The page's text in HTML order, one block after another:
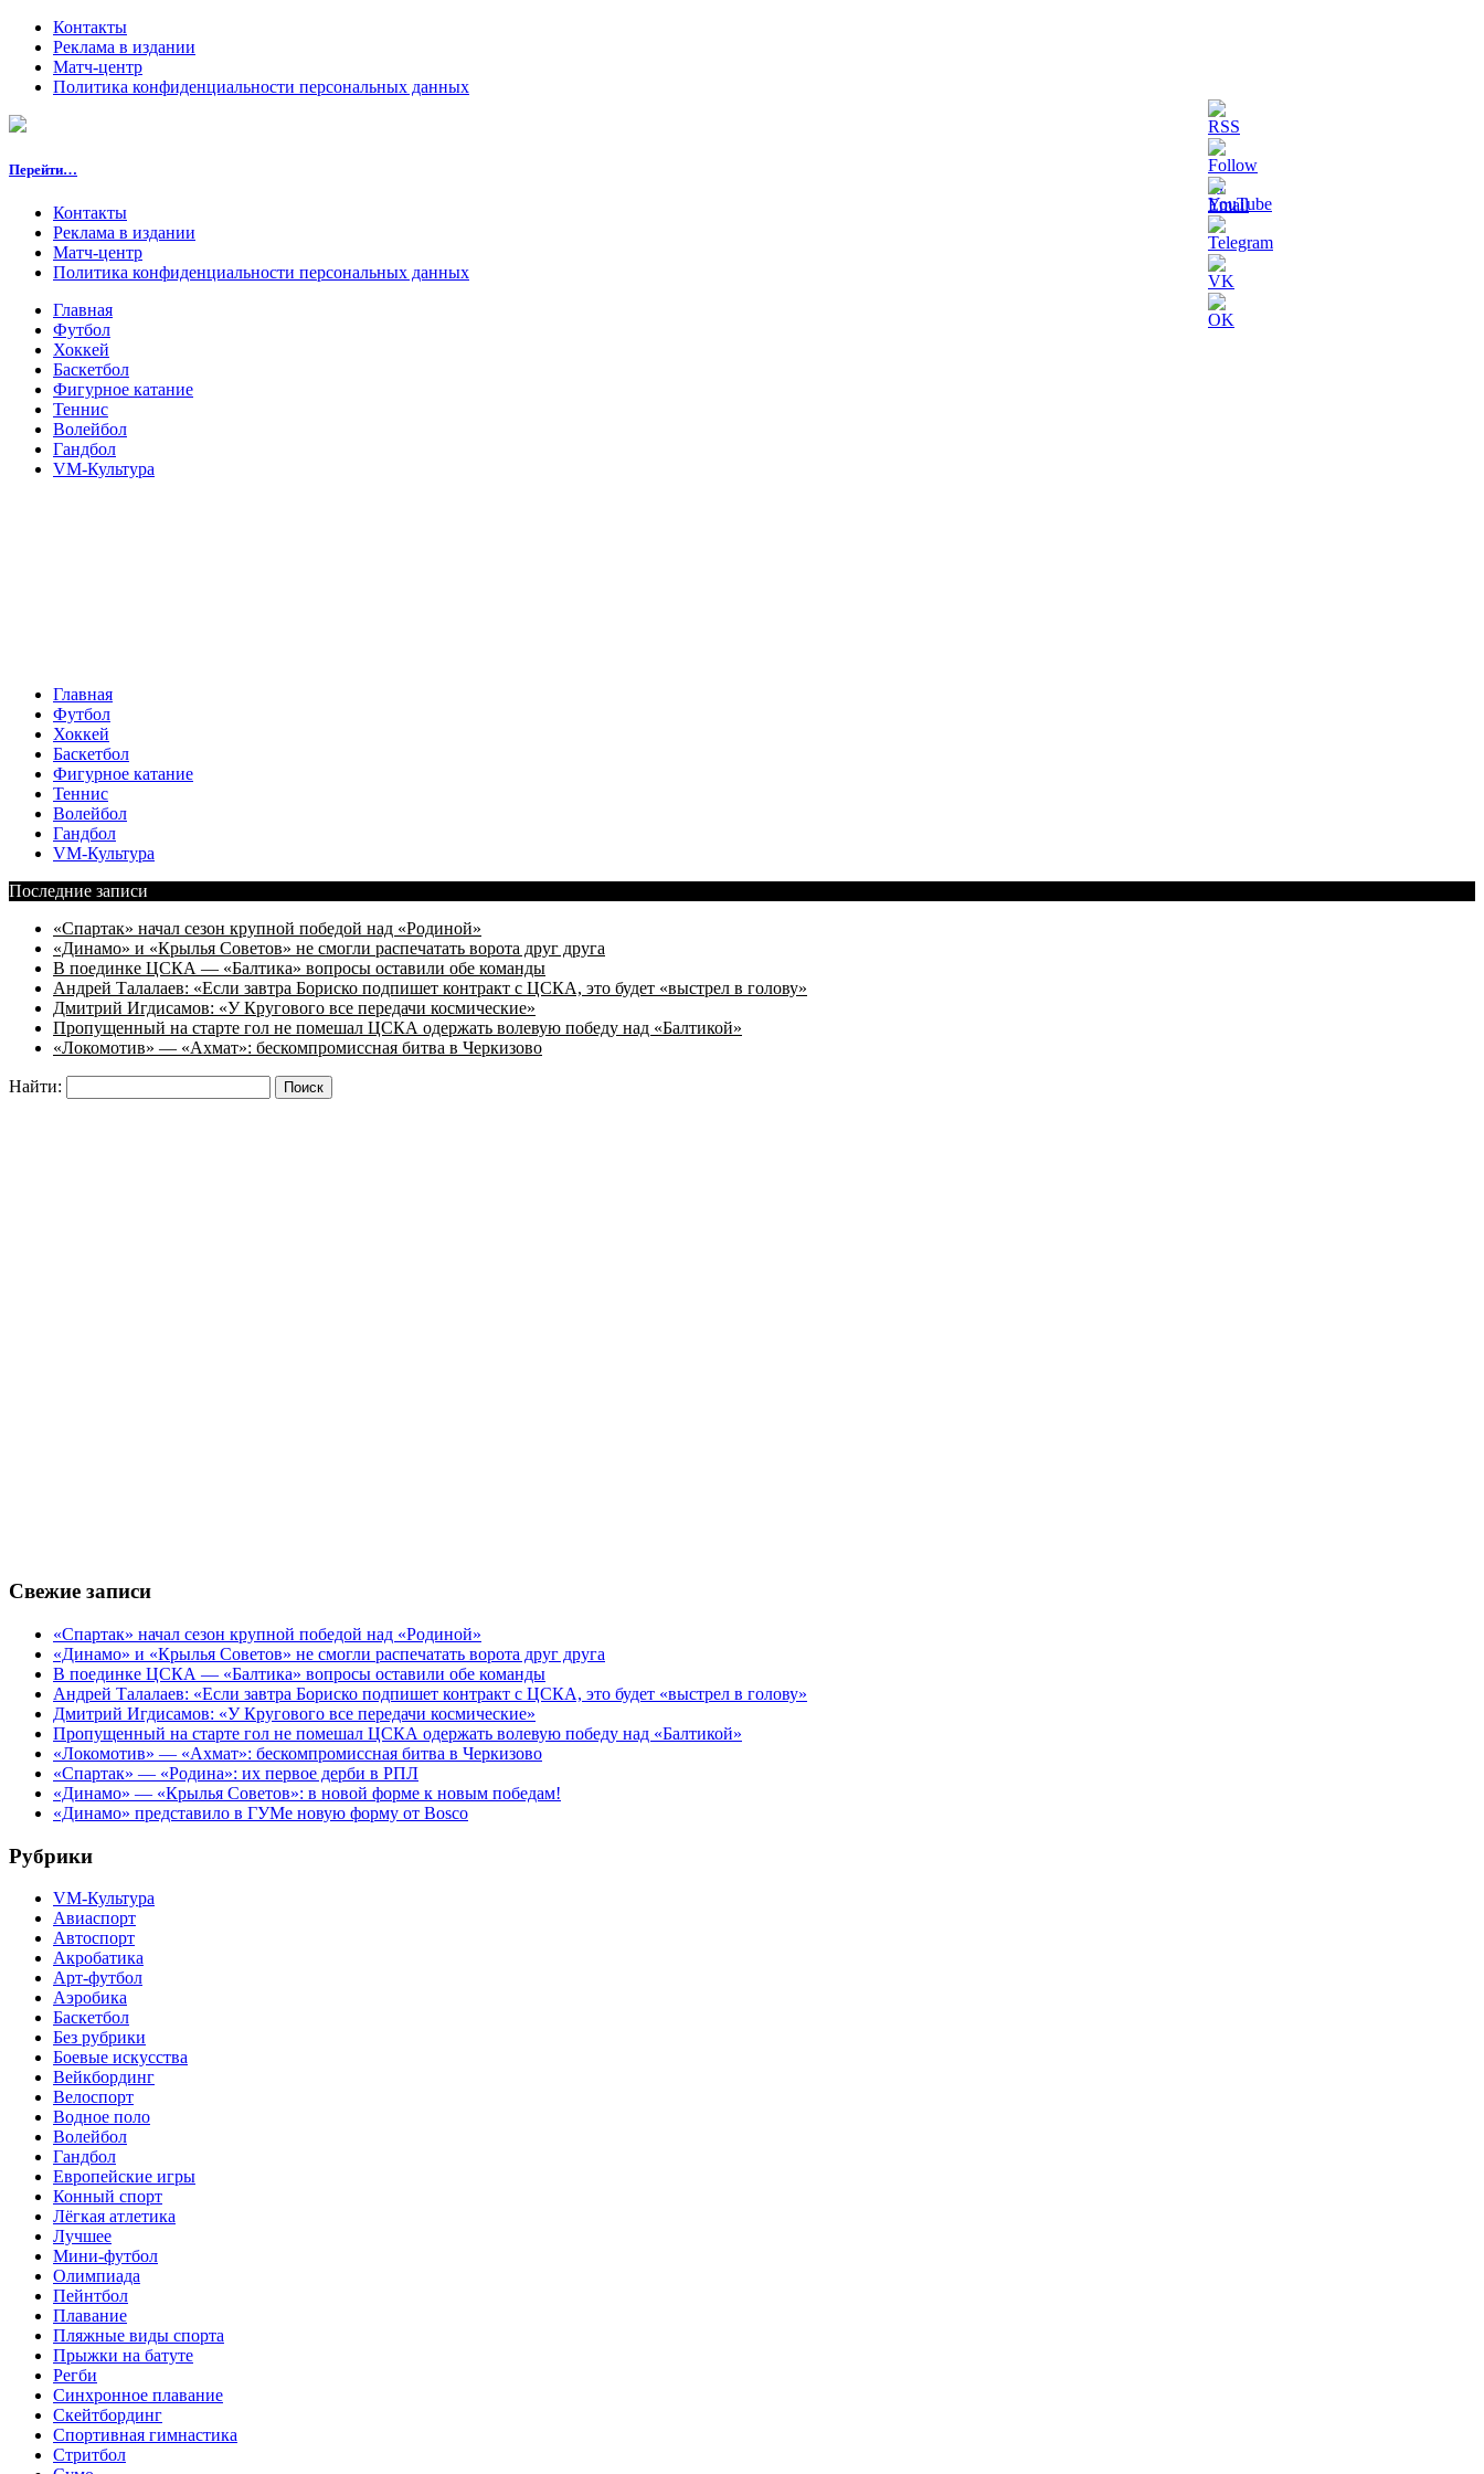
Контакты
Реклама в издании
Матч-центр
Политика конфиденциальности персональных данных
Перейти…
Контакты
Реклама в издании
Матч-центр
Политика конфиденциальности персональных данных
Главная
Футбол
Хоккей
Баскетбол
Фигурное катание
Теннис
Волейбол
Гандбол
VM-Культура
Главная
Футбол
Хоккей
Баскетбол
Фигурное катание
Теннис
Волейбол
Гандбол
VM-Культура
Последние записи
«Спартак» начал сезон крупной победой над «Родиной»
«Динамо» и «Крылья Советов» не смогли распечатать ворота друг друга
В поединке ЦСКА — «Балтика» вопросы оставили обе команды
Андрей Талалаев: «Если завтра Бориско подпишет контракт с ЦСКА, это будет «выстрел в голову»
Дмитрий Игдисамов: «У Кругового все передачи космические»
Пропущенный на старте гол не помешал ЦСКА одержать волевую победу над «Балтикой»
«Локомотив» — «Ахмат»: бескомпромиссная битва в Черкизово
Найти:
Свежие записи
«Спартак» начал сезон крупной победой над «Родиной»
«Динамо» и «Крылья Советов» не смогли распечатать ворота друг друга
В поединке ЦСКА — «Балтика» вопросы оставили обе команды
Андрей Талалаев: «Если завтра Бориско подпишет контракт с ЦСКА, это будет «выстрел в голову»
Дмитрий Игдисамов: «У Кругового все передачи космические»
Пропущенный на старте гол не помешал ЦСКА одержать волевую победу над «Балтикой»
«Локомотив» — «Ахмат»: бескомпромиссная битва в Черкизово
«Спартак» — «Родина»: их первое дерби в РПЛ
«Динамо» — «Крылья Советов»: в новой форме к новым победам!
«Динамо» представило в ГУМе новую форму от Bosco
Рубрики
VM-Культура
Авиаспорт
Автоспорт
Акробатика
Арт-футбол
Аэробика
Баскетбол
Без рубрики
Боевые искусства
Вейкбординг
Велоспорт
Водное поло
Волейбол
Гандбол
Европейские игры
Конный спорт
Лёгкая атлетика
Лучшее
Мини-футбол
Олимпиада
Пейнтбол
Плавание
Пляжные виды спорта
Прыжки на батуте
Регби
Синхронное плавание
Скейтбординг
Спортивная гимнастика
Стритбол